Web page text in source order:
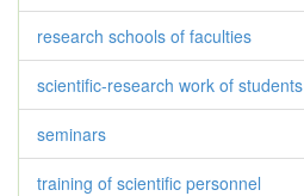
research schools of faculties
scientific-research work of students
seminars
training of scientific personnel